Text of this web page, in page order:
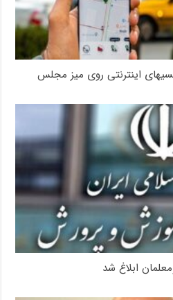
اینترنتی روی میز مجلس
ابلاغ شد